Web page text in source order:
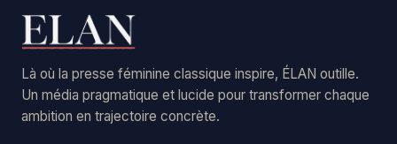
Là où la presse féminine classique inspire, ÉLAN outille.
Un média pragmatique et lucide pour transformer chaque
ambition en trajectoire concrète.